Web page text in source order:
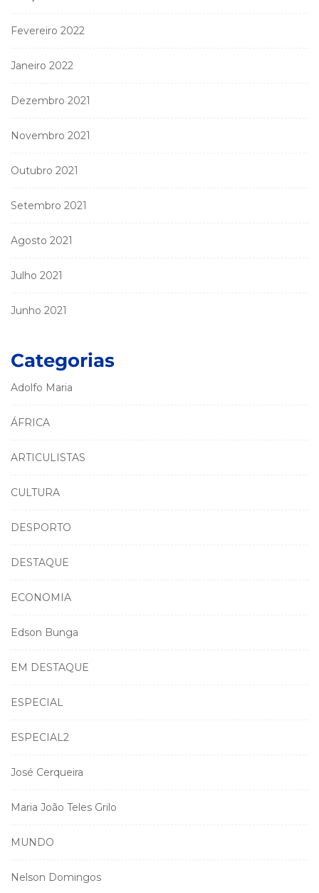
Fevereiro 2022
Janeiro 2022
Dezembro 2021
Novembro 2021
Outubro 2021
Setembro 2021
Agosto 2021
Julho 2021
Junho 2021
Categorias
Adolfo Maria
ÁFRICA
ARTICULISTAS
CULTURA
DESPORTO
DESTAQUE
ECONOMIA
Edson Bunga
EM DESTAQUE
ESPECIAL
ESPECIAL2
José Cerqueira
Maria João Teles Grilo
MUNDO
Nelson Domingos